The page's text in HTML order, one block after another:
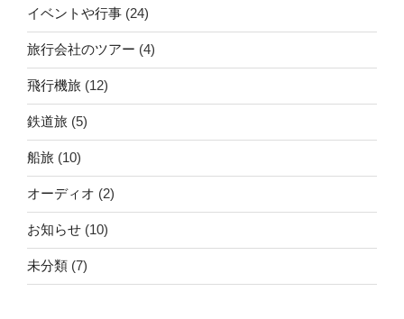
イベントや行事 (24)
旅行会社のツアー (4)
飛行機旅 (12)
鉄道旅 (5)
船旅 (10)
オーディオ (2)
お知らせ (10)
未分類 (7)